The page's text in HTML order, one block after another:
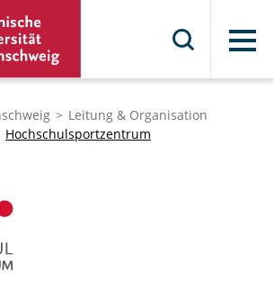
Menü
Leitung & Organisation
Hochschulsportzentrum